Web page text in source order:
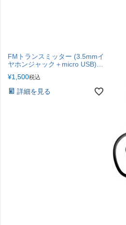
FMトランスミッター (3.5mmイ
ヤホンジャック＋micro USB)
¥1,500税込
詳細を見る